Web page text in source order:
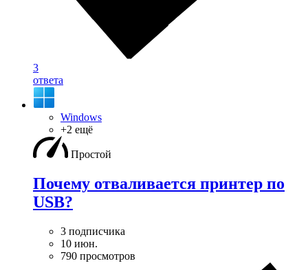
3
ответа
Windows
+2 ещё
Простой
Почему отваливается принтер по
USB?
3 подписчика
10 июн.
790 просмотров